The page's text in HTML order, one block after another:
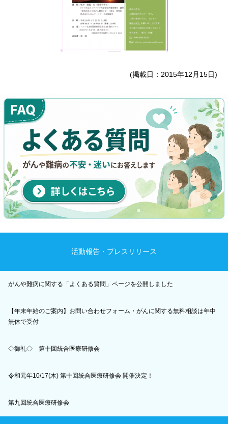
(掲載日：2015年12月15日)
活動報告・プレスリリース
がんや難病に関する「よくある質問」ページを公開しました
【年末年始のご案内】お問い合わせフォーム・がんに関する無料相談は年中
無休で受付
◇御礼◇ 第十回統合医療研修会
令和元年10/17(木) 第十回統合医療研修会 開催決定！
第九回統合医療研修会